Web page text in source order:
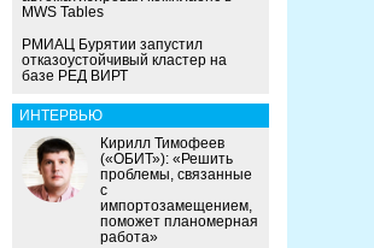
MWS Tables
РМИАЦ Бурятии запустил
отказоустойчивый кластер на
базе РЕД ВИРТ
ИНТЕРВЬЮ
Кирилл Тимофеев
(«ОБИТ»): «Решить
проблемы, связанные
с
импортозамещением,
поможет планомерная
работа»